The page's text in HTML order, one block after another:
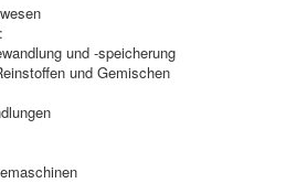
und -speicherung
und Gemischen